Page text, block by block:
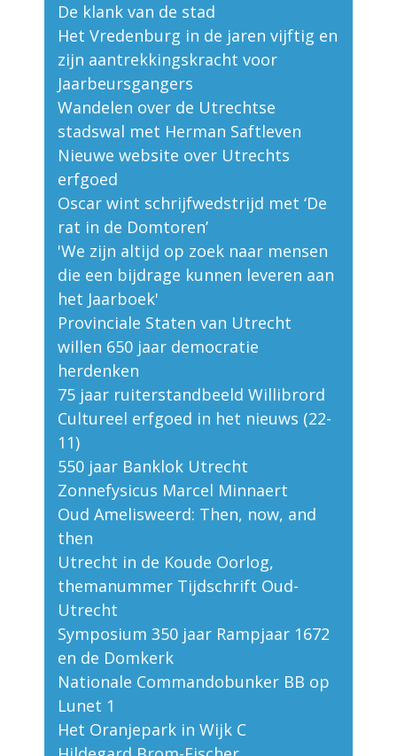
De klank van de stad
Het Vredenburg in de jaren vijftig en
zijn aantrekkingskracht voor
Jaarbeursgangers
Wandelen over de Utrechtse
stadswal met Herman Saftleven
Nieuwe website over Utrechts
erfgoed
Oscar wint schrijfwedstrijd met ‘De
rat in de Domtoren’
'We zijn altijd op zoek naar mensen
die een bijdrage kunnen leveren aan
het Jaarboek'
Provinciale Staten van Utrecht
willen 650 jaar democratie
herdenken
75 jaar ruiterstandbeeld Willibrord
Cultureel erfgoed in het nieuws (22-
11)
550 jaar Banklok Utrecht
Zonnefysicus Marcel Minnaert
Oud Amelisweerd: Then, now, and
then
Utrecht in de Koude Oorlog,
themanummer Tijdschrift Oud-
Utrecht
Symposium 350 jaar Rampjaar 1672
en de Domkerk
Nationale Commandobunker BB op
Lunet 1
Het Oranjepark in Wijk C